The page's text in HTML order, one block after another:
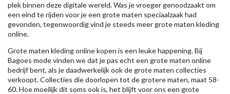
plek binnen deze digitale wereld. Was je vroeger genoodzaakt om
een eind te rijden voor je een grote maten speciaalzaak had
gevonden, tegenwoordig vind je steeds meer grote maten kleding
online.
Grote maten kleding online kopen is een leuke happening. Bij
Bagoes mode vinden we dat je pas echt een grote maten online
bedrijf bent, als je daadwerkelijk ook de grote maten collecties
verkoopt. Collecties die doorlopen tot de grotere maten, maat 58-
60. Hoe moeilijk dit soms ook is, het blijft voor ons een grote